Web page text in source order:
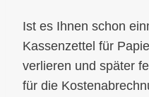
Ist es Ihnen schon
Kassenzettel für
verlieren und später
für die